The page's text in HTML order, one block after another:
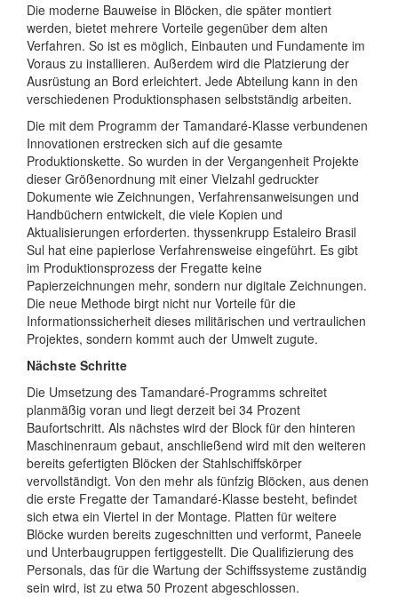
Die moderne Bauweise in Blöcken, die später montiert
werden, bietet mehrere Vorteile gegenüber dem alten
Verfahren. So ist es möglich, Einbauten und Fundamente im
Voraus zu installieren. Außerdem wird die Platzierung der
Ausrüstung an Bord erleichtert. Jede Abteilung kann in den
verschiedenen Produktionsphasen selbstständig arbeiten.
Die mit dem Programm der Tamandaré-Klasse verbundenen
Innovationen erstrecken sich auf die gesamte
Produktionskette. So wurden in der Vergangenheit Projekte
dieser Größenordnung mit einer Vielzahl gedruckter
Dokumente wie Zeichnungen, Verfahrensanweisungen und
Handbüchern entwickelt, die viele Kopien und
Aktualisierungen erforderten. thyssenkrupp Estaleiro Brasil
Sul hat eine papierlose Verfahrensweise eingeführt. Es gibt
im Produktionsprozess der Fregatte keine
Papierzeichnungen mehr, sondern nur digitale Zeichnungen.
Die neue Methode birgt nicht nur Vorteile für die
Informationssicherheit dieses militärischen und vertraulichen
Projektes, sondern kommt auch der Umwelt zugute.
Nächste Schritte
Die Umsetzung des Tamandaré-Programms schreitet
planmäßig voran und liegt derzeit bei 34 Prozent
Baufortschritt. Als nächstes wird der Block für den hinteren
Maschinenraum gebaut, anschließend wird mit den weiteren
bereits gefertigten Blöcken der Stahlschiffskörper
vervollständigt. Von den mehr als fünfzig Blöcken, aus denen
die erste Fregatte der Tamandaré-Klasse besteht, befindet
sich etwa ein Viertel in der Montage. Platten für weitere
Blöcke wurden bereits zugeschnitten und verformt, Paneele
und Unterbaugruppen fertiggestellt. Die Qualifizierung des
Personals, das für die Wartung der Schiffssysteme zuständig
sein wird, ist zu etwa 50 Prozent abgeschlossen.